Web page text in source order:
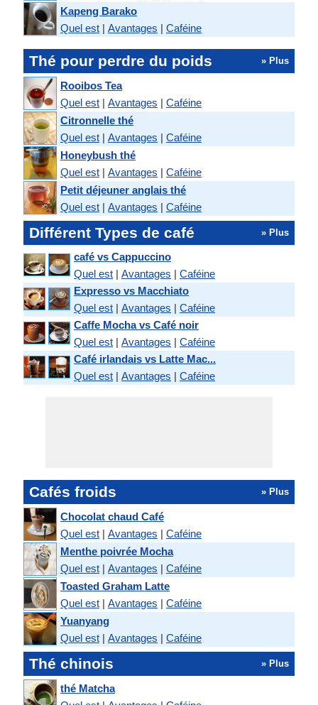
Kapeng Barako
Quel est | Avantages | Caféine
Thé pour perdre du poids » Plus
Rooibos Tea
Quel est | Avantages | Caféine
Citronnelle thé
Quel est | Avantages | Caféine
Honeybush thé
Quel est | Avantages | Caféine
Petit déjeuner anglais thé
Quel est | Avantages | Caféine
Différent Types de café » Plus
café vs Cappuccino
Quel est | Avantages | Caféine
Expresso vs Macchiato
Quel est | Avantages | Caféine
Caffe Mocha vs Café noir
Quel est | Avantages | Caféine
Café irlandais vs Latte Mac...
Quel est | Avantages | Caféine
Cafés froids » Plus
Chocolat chaud Café
Quel est | Avantages | Caféine
Menthe poivrée Mocha
Quel est | Avantages | Caféine
Toasted Graham Latte
Quel est | Avantages | Caféine
Yuanyang
Quel est | Avantages | Caféine
Thé chinois » Plus
thé Matcha